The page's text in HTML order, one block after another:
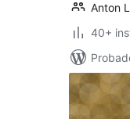
Anton
40+